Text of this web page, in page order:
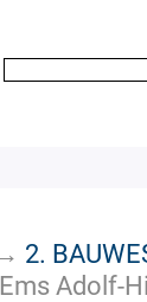
2.
Adolf-